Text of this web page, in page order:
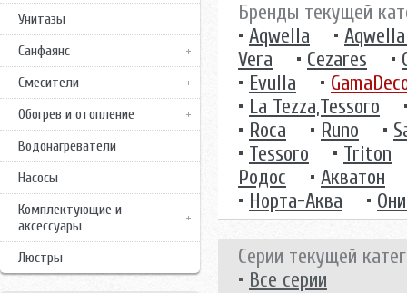
Унитазы
Санфаянс
Смесители
Обогрев и отопление
Водонагреватели
Насосы
Комплектующие и
аксессуары
Люстры
Бренды текущей
• Aqwella •
Vera
• Cezares •
• Evulla •
• La Tezza,Tessoro
• Roca • Runo •
• Tessoro • Triton
Родос
• Акватон
• Норта-Аква •
Серии текущей
• Все серии